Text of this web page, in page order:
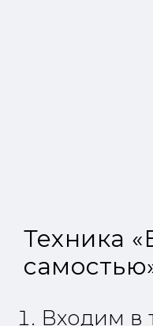
Техника
Входим в